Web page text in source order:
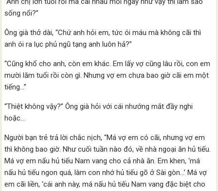
sống nổi?”
Ông già thở dài, “Chứ anh hỏi em, tức ói máu mà không cãi thì
anh ói ra lục phủ ngũ tạng anh luôn hả?”
“Cũng khổ cho anh, còn em khác. Em lấy vợ cũng lâu rồi, con em
mười lăm tuổi rồi còn gì. Nhưng vợ em chưa bao giờ cãi em một
tiếng…”
“Thiệt không vậy?” Ông già hỏi với cái nhướng mắt đầy nghi
hoặc…
Người bạn trẻ trả lời chắc nịch, “Má vợ em có cãi, nhưng vợ em
thì không bao giờ. Như cuối tuần nào đó, về nhà ngoại ăn hủ tiếu.
Má vợ em nấu hủ tiếu Nam vang cho cả nhà ăn. Em khen, ‘má
nấu hủ tiếu ngon quá, làm con nhớ hủ tiếu gõ ở Sài gòn…’ Má vợ
em cãi liền, ‘cái anh này, má nấu hủ tiếu Nam vang đặc biệt cho